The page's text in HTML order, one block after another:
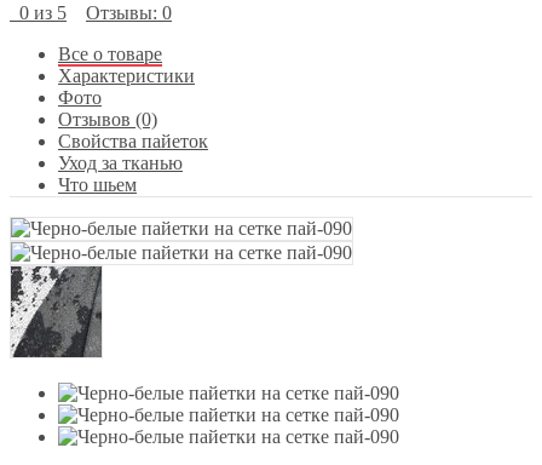
0 из 5
Отзывы: 0
Все о товаре
Характеристики
Фото
Отзывов (0)
Свойства пайеток
Уход за тканью
Что шьем